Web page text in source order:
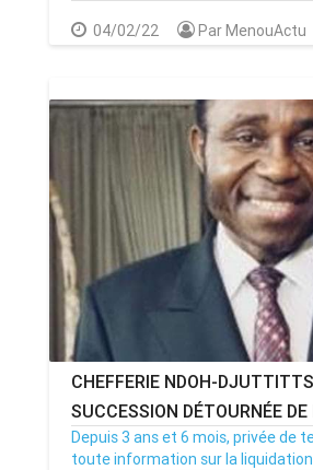
04/02/22 Par MenouActu
CHEFFERIE NDOH-
SUCCESSION DÉTOURNÉE DE
Depuis 3 ans et 6 mois, privée de
toute information sur la liquidation